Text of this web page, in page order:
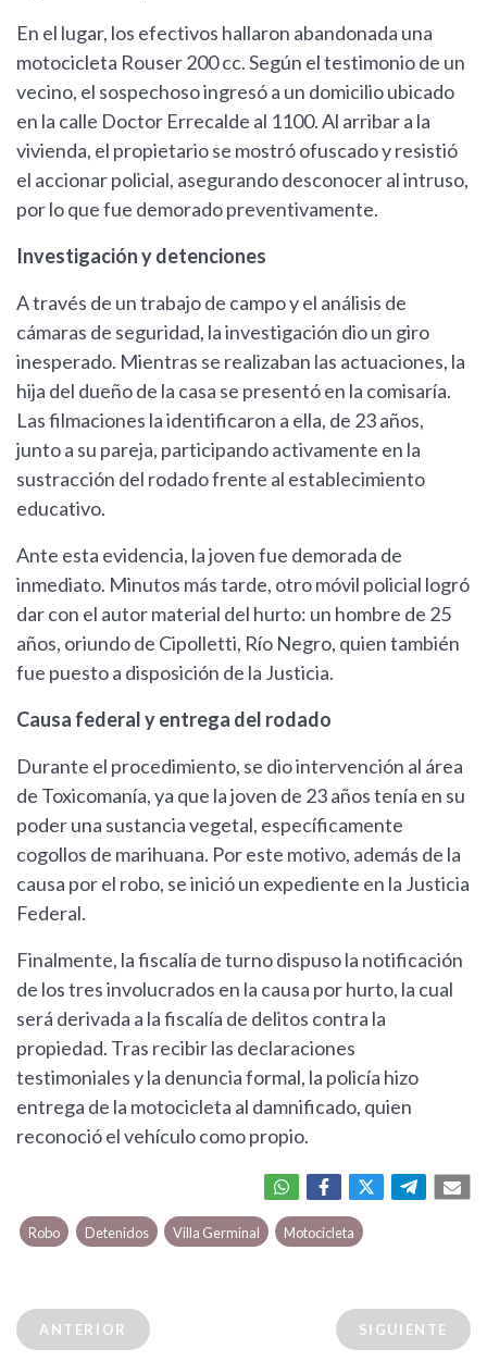
En el lugar, los efectivos hallaron abandonada una
motocicleta Rouser 200 cc. Según el testimonio de un
vecino, el sospechoso ingresó a un domicilio ubicado
en la calle Doctor Errecalde al 1100. Al arribar a la
vivienda, el propietario se mostró ofuscado y resistió
el accionar policial, asegurando desconocer al intruso,
por lo que fue demorado preventivamente.
Investigación y detenciones
A través de un trabajo de campo y el análisis de
cámaras de seguridad, la investigación dio un giro
inesperado. Mientras se realizaban las actuaciones, la
hija del dueño de la casa se presentó en la comisaría.
Las filmaciones la identificaron a ella, de 23 años,
junto a su pareja, participando activamente en la
sustracción del rodado frente al establecimiento
educativo.
Ante esta evidencia, la joven fue demorada de
inmediato. Minutos más tarde, otro móvil policial logró
dar con el autor material del hurto: un hombre de 25
años, oriundo de Cipolletti, Río Negro, quien también
fue puesto a disposición de la Justicia.
Causa federal y entrega del rodado
Durante el procedimiento, se dio intervención al área
de Toxicomanía, ya que la joven de 23 años tenía en su
poder una sustancia vegetal, específicamente
cogollos de marihuana. Por este motivo, además de la
causa por el robo, se inició un expediente en la Justicia
Federal.
Finalmente, la fiscalía de turno dispuso la notificación
de los tres involucrados en la causa por hurto, la cual
será derivada a la fiscalía de delitos contra la
propiedad. Tras recibir las declaraciones
testimoniales y la denuncia formal, la policía hizo
entrega de la motocicleta al damnificado, quien
reconoció el vehículo como propio.
Robo Detenidos Villa Germinal Motocicleta
ANTERIOR SIGUIENTE